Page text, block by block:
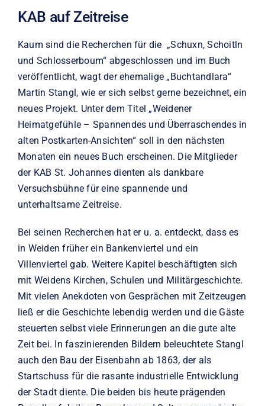
KAB auf Zeitreise
Kaum sind die Recherchen für die „Schuxn, Schoitln
und Schlosserboum“ abgeschlossen und im Buch
veröffentlicht, wagt der ehemalige „Buchtandlara“
Martin Stangl, wie er sich selbst gerne bezeichnet, ein
neues Projekt. Unter dem Titel „Weidener
Heimatgefühle – Spannendes und Überraschendes in
alten Postkarten-Ansichten“ soll in den nächsten
Monaten ein neues Buch erscheinen. Die Mitglieder
der KAB St. Johannes dienten als dankbare
Versuchsbühne für eine spannende und
unterhaltsame Zeitreise.
Bei seinen Recherchen hat er u. a. entdeckt, dass es
in Weiden früher ein Bankenviertel und ein
Villenviertel gab. Weitere Kapitel beschäftigten sich
mit Weidens Kirchen, Schulen und Militärgeschichte.
Mit vielen Anekdoten von Gesprächen mit Zeitzeugen
ließ er die Geschichte lebendig werden und die Gäste
steuerten selbst viele Erinnerungen an die gute alte
Zeit bei. In faszinierenden Bildern beleuchtete Stangl
auch den Bau der Eisenbahn ab 1863, der als
Startschuss für die rasante industrielle Entwicklung
der Stadt diente. Die beiden bis heute prägenden